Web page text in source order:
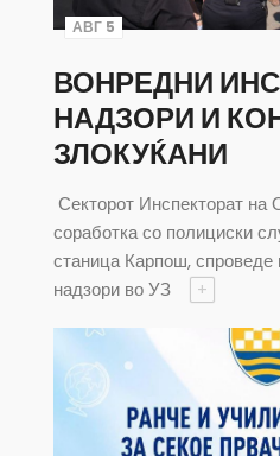
АВГ 5
ВОНРЕДНИ
НАДЗОРИ И
ЗЛОКУЌАНИ
Секторот Инспекторат
соработка со полициски
станица Карпош, спроведе
надзори во УЗ
+